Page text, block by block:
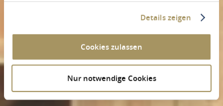
Details zeigen
Cookies zulassen
Nur notwendige Cookies